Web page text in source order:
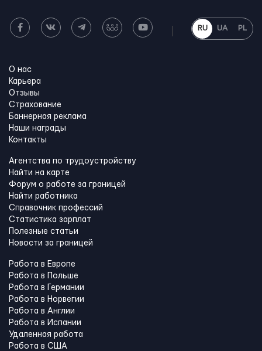
RU UA PL
О нас
Карьера
Отзывы
Страхование
Баннерная реклама
Наши награды
Контакты
Агентства по трудоустройству
Найти на карте
Форум о работе за границей
Найти работника
Справочник профессий
Статистика зарплат
Полезные статьи
Новости за границей
Работа в Европе
Работа в Польше
Работа в Германии
Работа в Норвегии
Работа в Англии
Работа в Испании
Удаленная работа
Работа в США